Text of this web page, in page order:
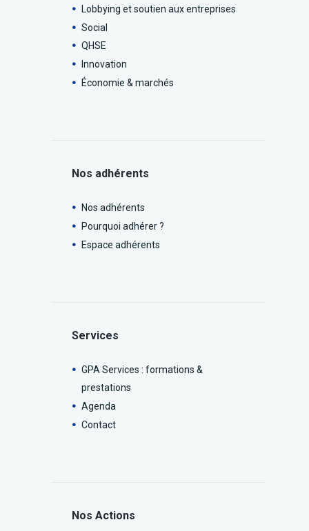
Lobbying et soutien aux entreprises
Social
QHSE
Innovation
Économie & marchés
Nos adhérents
Nos adhérents
Pourquoi adhérer ?
Espace adhérents
Services
GPA Services : formations &
prestations
Agenda
Contact
Nos Actions